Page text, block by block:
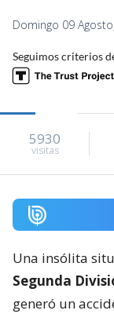
Domingo 09
Seguimos criterios
5930
visitas
Una insólita
Segunda
generó un